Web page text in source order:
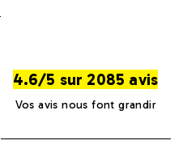
4.6/5 sur 2085 avis
Vos avis nous font grandir